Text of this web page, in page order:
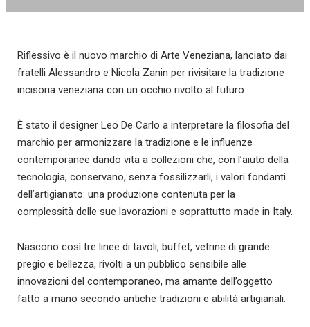
Riflessivo è il nuovo marchio di Arte Veneziana, lanciato dai
fratelli Alessandro e Nicola Zanin per rivisitare la tradizione
incisoria veneziana con un occhio rivolto al futuro.
È stato il designer Leo De Carlo a interpretare la filosofia del
marchio per armonizzare la tradizione e le influenze
contemporanee dando vita a collezioni che, con l’aiuto della
tecnologia, conservano, senza fossilizzarli, i valori fondanti
dell’artigianato: una produzione contenuta per la
complessità delle sue lavorazioni e soprattutto made in Italy.
Nascono così tre linee di tavoli, buffet, vetrine di grande
pregio e bellezza, rivolti a un pubblico sensibile alle
innovazioni del contemporaneo, ma amante dell’oggetto
fatto a mano secondo antiche tradizioni e abilità artigianali.